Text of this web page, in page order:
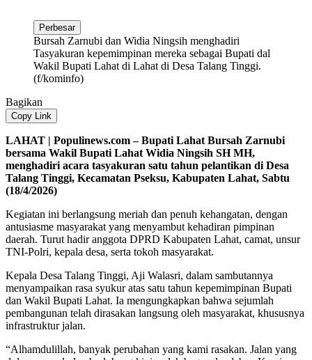
Perbesar
Bursah Zarnubi dan Widia Ningsih menghadiri
Tasyakuran kepemimpinan mereka sebagai Bupati dal
Wakil Bupati Lahat di Lahat di Desa Talang Tinggi.
(f/kominfo)
Bagikan
Copy Link
LAHAT | Populinews.com – Bupati Lahat Bursah Zarnubi
bersama Wakil Bupati Lahat Widia Ningsih SH MH,
menghadiri acara tasyakuran satu tahun pelantikan di Desa
Talang Tinggi, Kecamatan Pseksu, Kabupaten Lahat, Sabtu
(18/4/2026)
Kegiatan ini berlangsung meriah dan penuh kehangatan, dengan
antusiasme masyarakat yang menyambut kehadiran pimpinan
daerah. Turut hadir anggota DPRD Kabupaten Lahat, camat, unsur
TNI-Polri, kepala desa, serta tokoh masyarakat.
Kepala Desa Talang Tinggi, Aji Walasri, dalam sambutannya
menyampaikan rasa syukur atas satu tahun kepemimpinan Bupati
dan Wakil Bupati Lahat. Ia mengungkapkan bahwa sejumlah
pembangunan telah dirasakan langsung oleh masyarakat, khususnya
infrastruktur jalan.
“Alhamdulillah, banyak perubahan yang kami rasakan. Jalan yang